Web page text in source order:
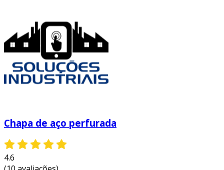
projetos, oferecendo soluções práticas e
estéticas para um amplo espectro de
aplicações.
entre em contato e solicite um orçamento
personalizado!
Chapa de aço perfurada
4.6